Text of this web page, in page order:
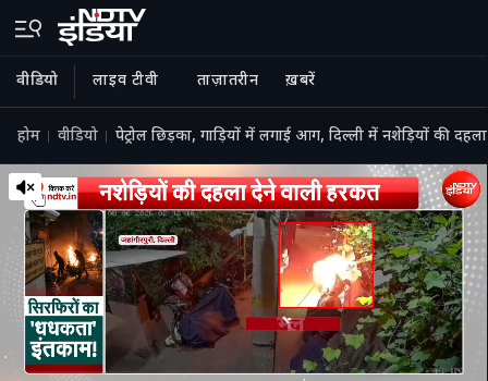
वीडियो लाइव टीवी ताज़ातरीन ख़बरें
होम वीडियो पेट्रोल छिड़का, गाड़ियों में लगाई आग, दिल्ली में नशेड़ियों की